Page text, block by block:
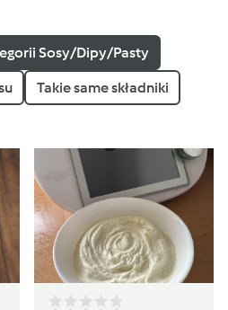
Sosy/Dipy/Pasty
Takie same składniki